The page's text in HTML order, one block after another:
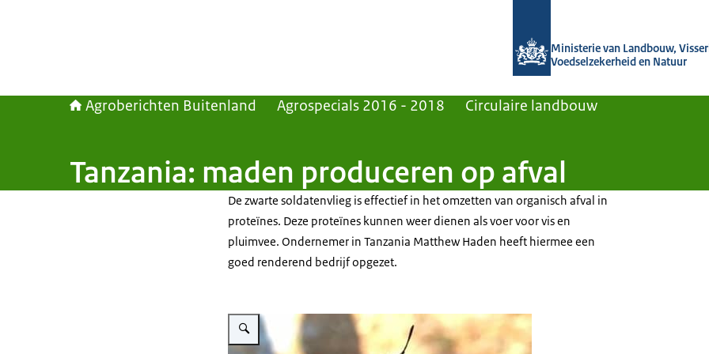
Ministerie van Landbouw,
Voedselzekerheid en Natuur
Agroberichten Buitenland Agrospecials 2016 - 2018 Circulaire landbouw
Tanzania: maden produceren op afval
De zwarte soldatenvlieg is effectief in het omzetten van organisch afval in
proteïnes. Deze proteïnes kunnen weer dienen als voer voor vis en
pluimvee. Ondernemer in Tanzania Matthew Haden heeft hiermee een
goed renderend bedrijf opgezet.
Vergroot afbeelding circulaire landbouw